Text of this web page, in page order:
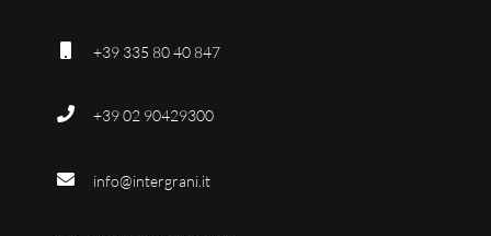
+39 335 80 40 847
+39 02 90429300
info@intergrani.it